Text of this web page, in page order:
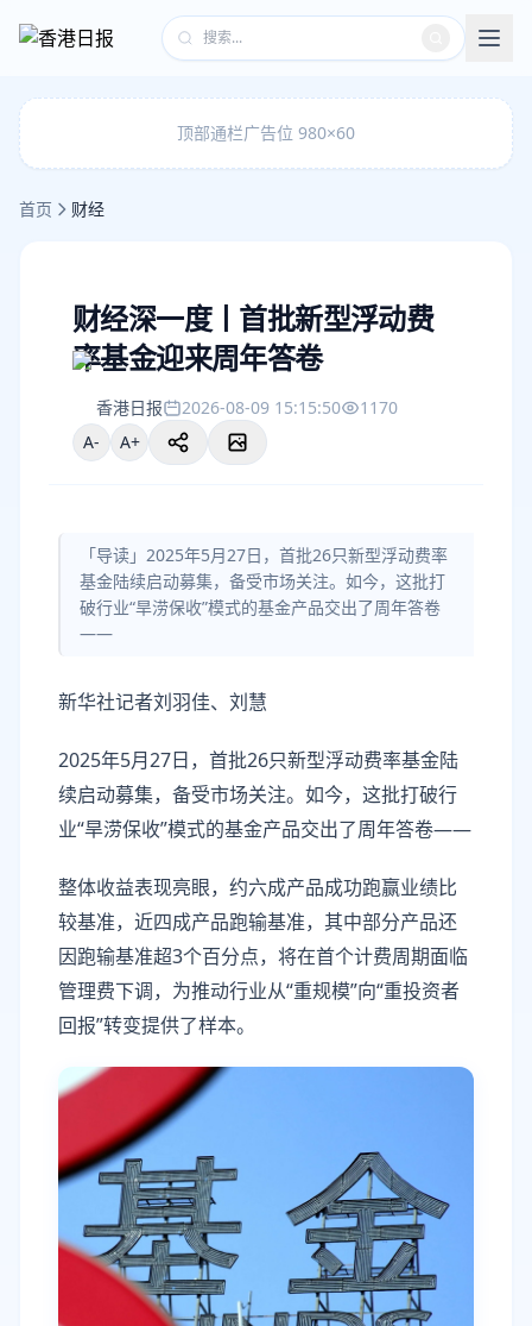
顶部通栏广告位 980×60
首页 财经
财经深一度丨首批新型浮动费
率基金迎来周年答卷
香港日报 2026-08-09 15:15:50
1170
A-
A+
「导读」2025年5月27日，首批26只新型浮动费率
基金陆续启动募集，备受市场关注。如今，这批打
破行业“旱涝保收”模式的基金产品交出了周年答卷
——
新华社记者刘羽佳、刘慧
2025年5月27日，首批26只新型浮动费率基金陆
续启动募集，备受市场关注。如今，这批打破行
业“旱涝保收”模式的基金产品交出了周年答卷——
整体收益表现亮眼，约六成产品成功跑赢业绩比
较基准，近四成产品跑输基准，其中部分产品还
因跑输基准超3个百分点，将在首个计费周期面临
管理费下调，为推动行业从“重规模”向“重投资者
回报”转变提供了样本。